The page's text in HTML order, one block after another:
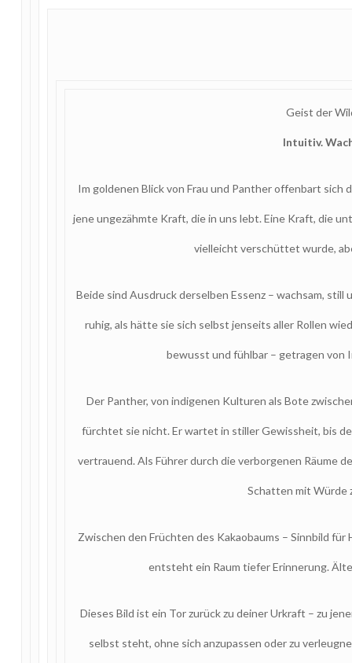
Geist der
Intuitiv.
Im goldenen Blick von Frau und Panther offenbart sich
jene ungezähmte Kraft, die in uns lebt. Eine Kraft, die
vielleicht verschüttet wurde,
Beide sind Ausdruck derselben Essenz – wachsam,
ruhig, als hätte sie sich selbst jenseits aller Rollen
bewusst und fühlbar – getragen von
Der Panther, von indigenen Kulturen als Bote
fürchtet sie nicht. Er wartet in stiller Gewissheit, bis
vertrauend. Als Führer durch die verborgenen Räume
Schatten mit Würde
Zwischen den Früchten des Kakaobaums – Sinnbild
entsteht ein Raum tiefer Erinnerung.
Dieses Bild ist ein Tor zurück zu deiner Urkraft – zu
selbst steht, ohne sich anzupassen oder zu